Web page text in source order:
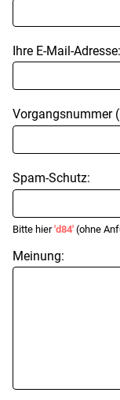
Ihre E-Mail-Adresse:
Vorgangsnummer
Spam-Schutz:
Bitte hier'd84' (ohne
Meinung: